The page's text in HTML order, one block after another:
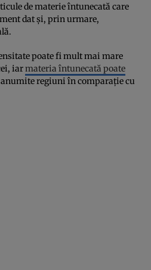
de materie întunecată care
dat și, prin urmare,
poate fi mult mai mare
iarmateria întunecată poate
regiuni în comparație cu